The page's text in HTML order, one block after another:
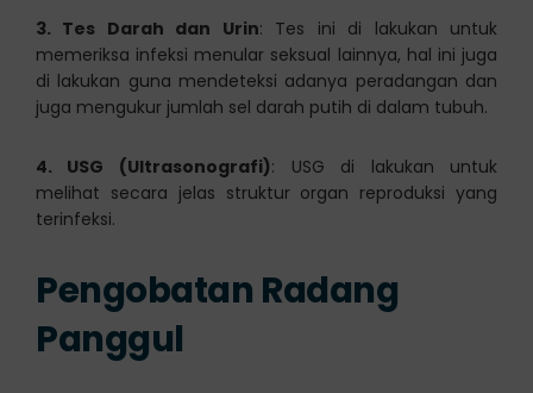
3. Tes Darah dan Urin: Tes ini di lakukan untuk
memeriksa infeksi menular seksual lainnya, hal ini juga
di lakukan guna mendeteksi adanya peradangan dan
juga mengukur jumlah sel darah putih di dalam tubuh.
4. USG (Ultrasonografi): USG di lakukan untuk
melihat secara jelas struktur organ reproduksi yang
terinfeksi.
Pengobatan Radang
Panggul